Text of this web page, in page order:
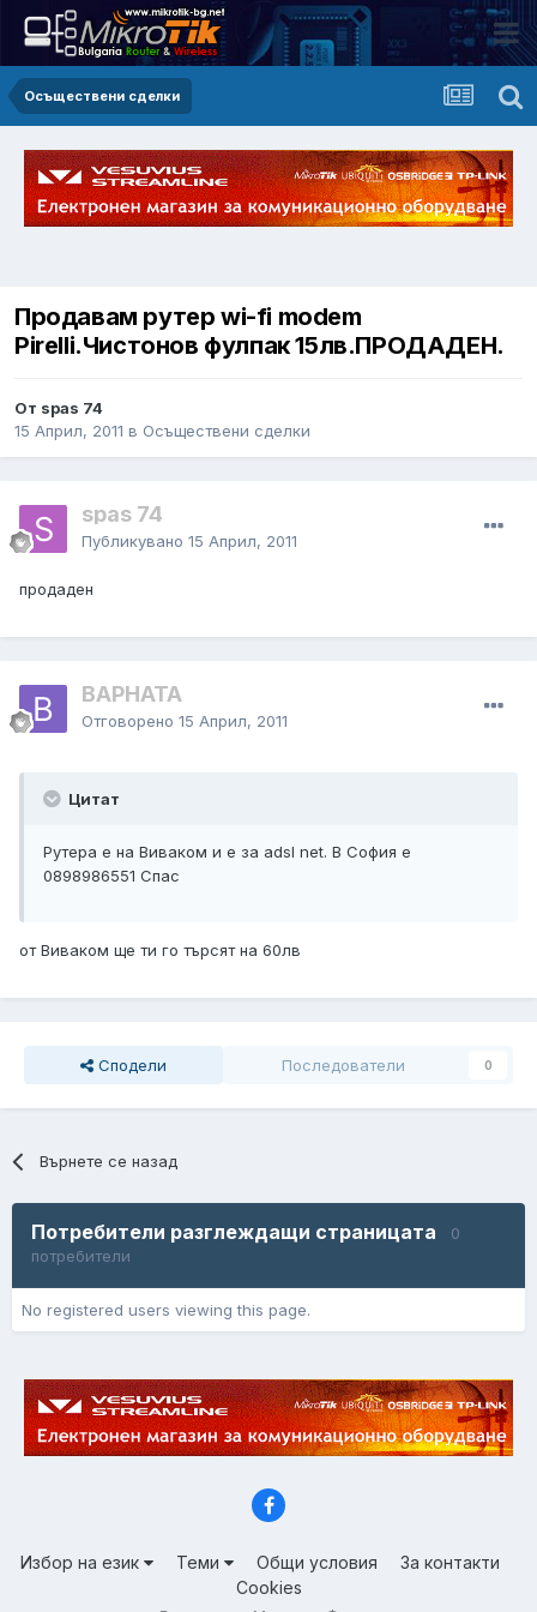
Осъществени сделки
Продавам рутер wi-fi modem
Pirelli.Чистонов фулпак 15лв.ПРОДАДЕН.
От spas 74
15 Април, 2011 в Осъществени сделки
spas 74
Публикувано 15 Април, 2011
продаден
BAPHATA
Отговорено 15 Април, 2011
Цитат
Рутера е на Виваком и е за adsl net. В София е
0898986551 Спас
от Виваком ще ти го търсят на 60лв
Сподели Последователи 0
Върнете се назад
Потребители разглеждащи страницата
0
потребители
No registered users viewing this page.
Избор на език Теми Общи условия
За контакти
Cookies